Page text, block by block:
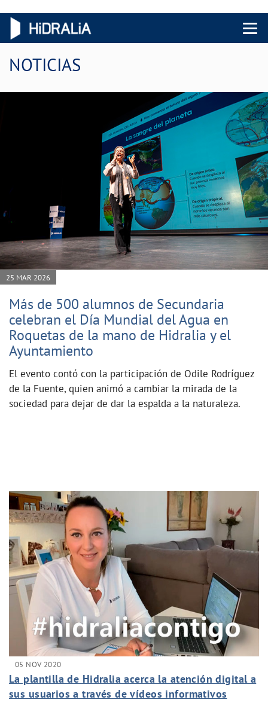
Menu
NOTICIAS
25 MAR 2026
Más de 500 alumnos de Secundaria
celebran el Día Mundial del Agua en
Roquetas de la mano de Hidralia y el
Ayuntamiento
El evento contó con la participación de Odile Rodríguez
de la Fuente, quien animó a cambiar la mirada de la
sociedad para dejar de dar la espalda a la naturaleza.
05 NOV 2020
La plantilla de Hidralia acerca la atención digital a
sus usuarios a través de vídeos informativos